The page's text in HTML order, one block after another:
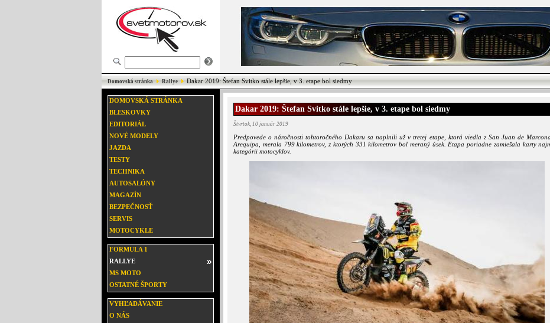
Domovská stránka Rallye Dakar 2019: Štefan Svitko stále lepšie, v 3. etape bol siedmy
DOMOVSKÁ STRÁNKA
BLESKOVKY
EDITORIÁL
NOVÉ MODELY
JAZDA
TESTY
TECHNIKA
AUTOSALÓNY
MAGAZÍN
BEZPEČNOSŤ
SERVIS
MOTOCYKLE
FORMULA 1
RALLYE
MS MOTO
OSTATNÉ ŠPORTY
VYHĽADÁVANIE
O NÁS
Dakar 2019: Štefan Svitko stále lepšie, v 3. etape bol siedmy
Štvrtok, 10 január 2019
Predpovede o náročnosti tohtoročného Dakaru sa naplnili už v tretej etape, ktorá viedla z San Juan de
Arequipa, merala 799 kilometrov, z ktorých 331 kilometrov bol meraný úsek. Etapa poriadne zamiešala karty
kategórii motocyklov.